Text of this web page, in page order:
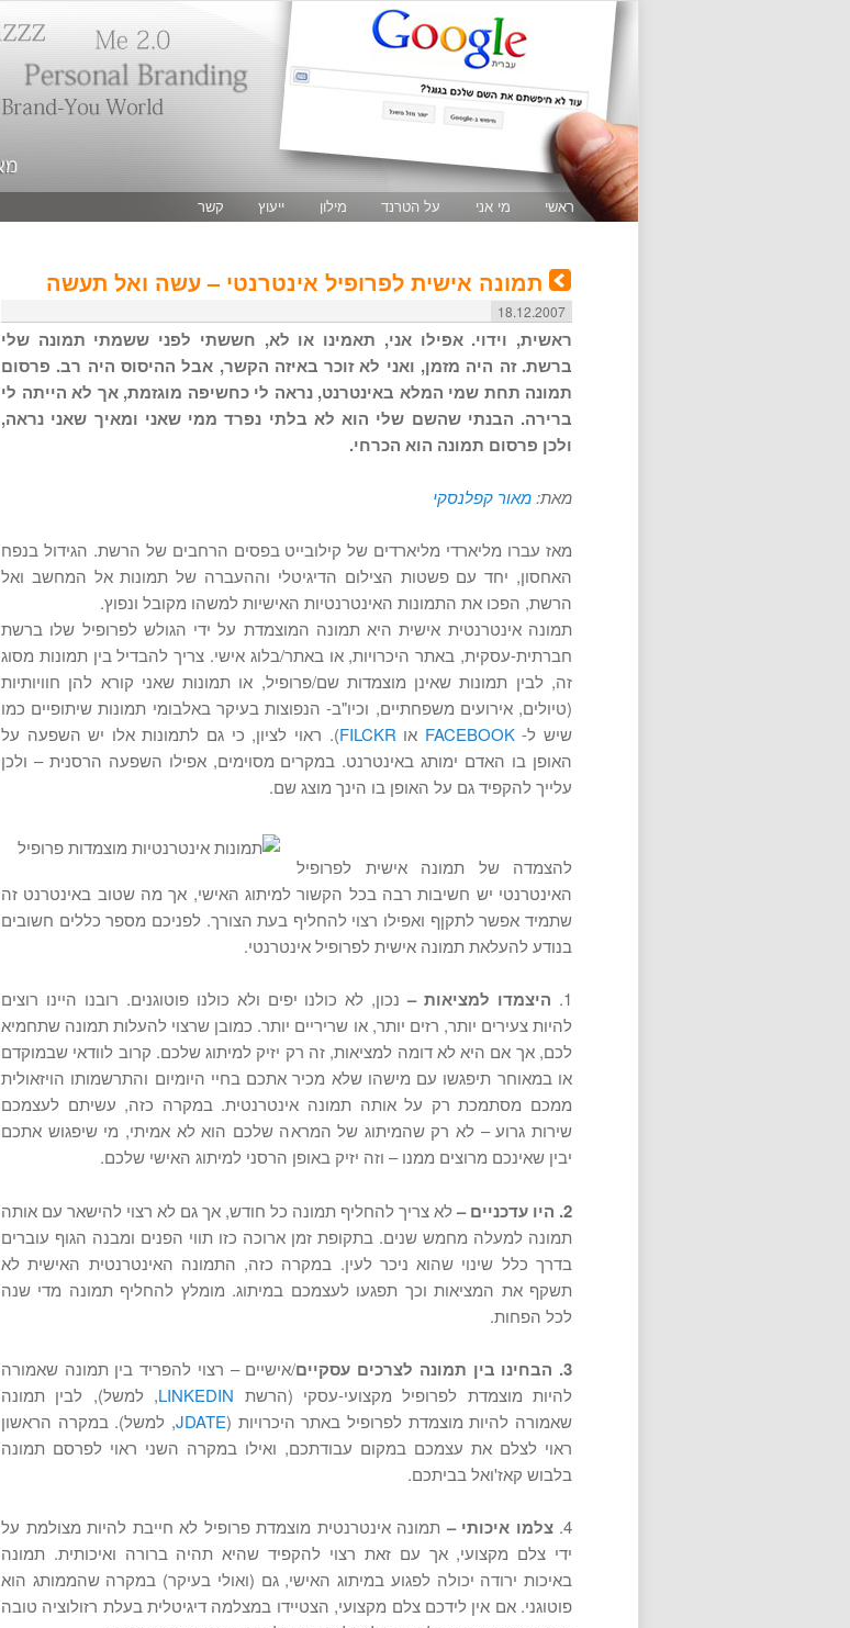
ראשי מי אני על הטרנד מילון ייעוץ קשר
תמונה אישית לפרופיל אינטרנטי – עשה ואל תעשה
18.12.2007
ראשית, וידוי. אפילו אני, תאמינו או לא, חששתי לפני ששמתי תמונה שלי
ברשת. זה היה מזמן, ואני לא זוכר באיזה הקשר, אבל ההיסוס היה רב. פרסום
תמונה תחת שמי המלא באינטרנט, נראה לי כחשיפה מוגזמת, אך לא הייתה לי
ברירה. הבנתי שהשם שלי הוא לא בלתי נפרד ממי שאני ומאיך שאני נראה,
ולכן פרסום תמונה הוא הכרחי.
מאת: מאור קפלנסקי
מאז עברו מליארדי מליארדים של קילובייט בפסים הרחבים של הרשת. הגידול בנפח
האחסון, יחד עם פשטות הצילום הדיגיטלי וההעברה של תמונות אל המחשב ואל
הרשת, הפכו את התמונות האינטרנטיות האישיות למשהו מקובל ונפוץ.
תמונה אינטרנטית אישית היא תמונה המוצמדת על ידי הגולש לפרופיל שלו ברשת
חברתית-עסקית, באתר היכרויות, או באתר/בלוג אישי. צריך להבדיל בין תמונות מסוג
זה, לבין תמונות שאינן מוצמדות שם/פרופיל, או תמונות שאני קורא להן חוויותיות
(טיולים, אירועים משפחתיים, וכיו"ב- הנפוצות בעיקר באלבומי תמונות שיתופיים כמו
שיש ל-FACEBOOK או FILCKR). ראוי לציון, כי גם לתמונות אלו יש השפעה על
האופן בו האדם ימותג באינטרנט. במקרים מסוימים, אפילו השפעה הרסנית – ולכן
עלייך להקפיד גם על האופן בו הינך מוצג שם.
להצמדה של תמונה אישית לפרופיל
האינטרנטי יש חשיבות רבה בכל הקשור למיתוג האישי, אך מה שטוב באינטרנט זה
שתמיד אפשר לתקןף ואפילו רצוי להחליף בעת הצורך. לפניכם מספר כללים חשובים
בנודע להעלאת תמונה אישית לפרופיל אינטרנטי.
1. היצמדו למציאות – נכון, לא כולנו יפים ולא כולנו פוטוגנים. רובנו היינו רוצים
להיות צעירים יותר, רזים יותר, או שריריים יותר. כמובן שרצוי להעלות תמונה שתחמיא
לכם, אך אם היא לא דומה למציאות, זה רק יזיק למיתוג שלכם. קרוב לוודאי שבמוקדם
או במאוחר תיפגשו עם מישהו שלא מכיר אתכם בחיי היומיום והתרשמותו הויזאולית
ממכם מסתמכת רק על אותה תמונה אינטרנטית. במקרה כזה, עשיתם לעצמכם
שירות גרוע – לא רק שהמיתוג של המראה שלכם הוא לא אמיתי, מי שיפגוש אתכם
יבין שאינכם מרוצים ממנו – וזה יזיק באופן הרסני למיתוג האישי שלכם.
2. היו עדכניים –
לא צריך להחליף תמונה כל חודש, אך גם לא רצוי להישאר עם אותה
תמונה למעלה מחמש שנים. בתקופת זמן ארוכה כזו תווי הפנים ומבנה הגוף עוברים
בדרך כלל שינוי שהוא ניכר לעין. במקרה כזה, התמונה האינטרנטית האישית לא
תשקף את המציאות וכך תפגעו לעצמכם במיתוג. מומלץ להחליף תמונה מדי שנה
לכל הפחות.
3. הבחינו בין תמונה לצרכים עסקיים
/אישיים – רצוי להפריד בין תמונה שאמורה
להיות מוצמדת לפרופיל מקצועי-עסקי (הרשת LINKEDIN, למשל), לבין תמונה
שאמורה להיות מוצמדת לפרופיל באתר היכרויות (JDATE, למשל). במקרה הראשון
ראוי לצלם את עצמכם במקום עבודתכם, ואילו במקרה השני ראוי לפרסם תמונה
בלבוש קאז'ואל בביתכם.
4. צלמו איכותי – תמונה אינטרנטית מוצמדת פרופיל לא חייבת להיות מצולמת על
ידי צלם מקצועי, אך עם זאת רצוי להקפיד שהיא תהיה ברורה ואיכותית. תמונה
באיכות ירודה יכולה לפגוע במיתוג האישי, גם (ואולי בעיקר) במקרה שהממותג הוא
פוטוגני. אם אין לידכם צלם מקצועי, הצטיידו במצלמה דיגיטלית בעלת רזולוציה טובה